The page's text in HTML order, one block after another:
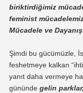
biriktirdiğimiz
feminist
Mücadele ve
Şimdi bu gücümüzle,
feshetmeye kalkan
yanıt daha vermeye
gününde gelin